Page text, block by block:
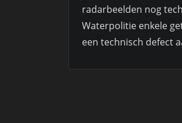
radarbeelden nog
Waterpolitie enkele
een technisch defect